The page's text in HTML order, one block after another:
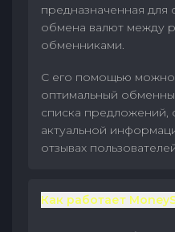
предназначенная для
обмена валют между
обменниками.
С его помощью
оптимальный
списка предложений,
актуальной
отзывах
Как работает